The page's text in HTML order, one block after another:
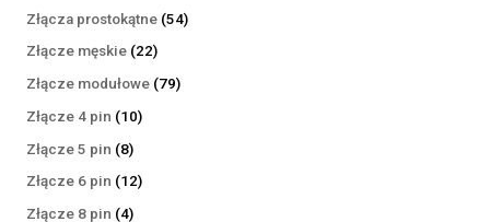
produktów
Złącza prostokątne 5454
Złącze męskie 2222
produkty
Złącze modułowe 7979
Złącze 4 pin 1010
Złącze 5 pin 88
produktów
Złącze 6 pin 1212
Złącze 8 pin 44